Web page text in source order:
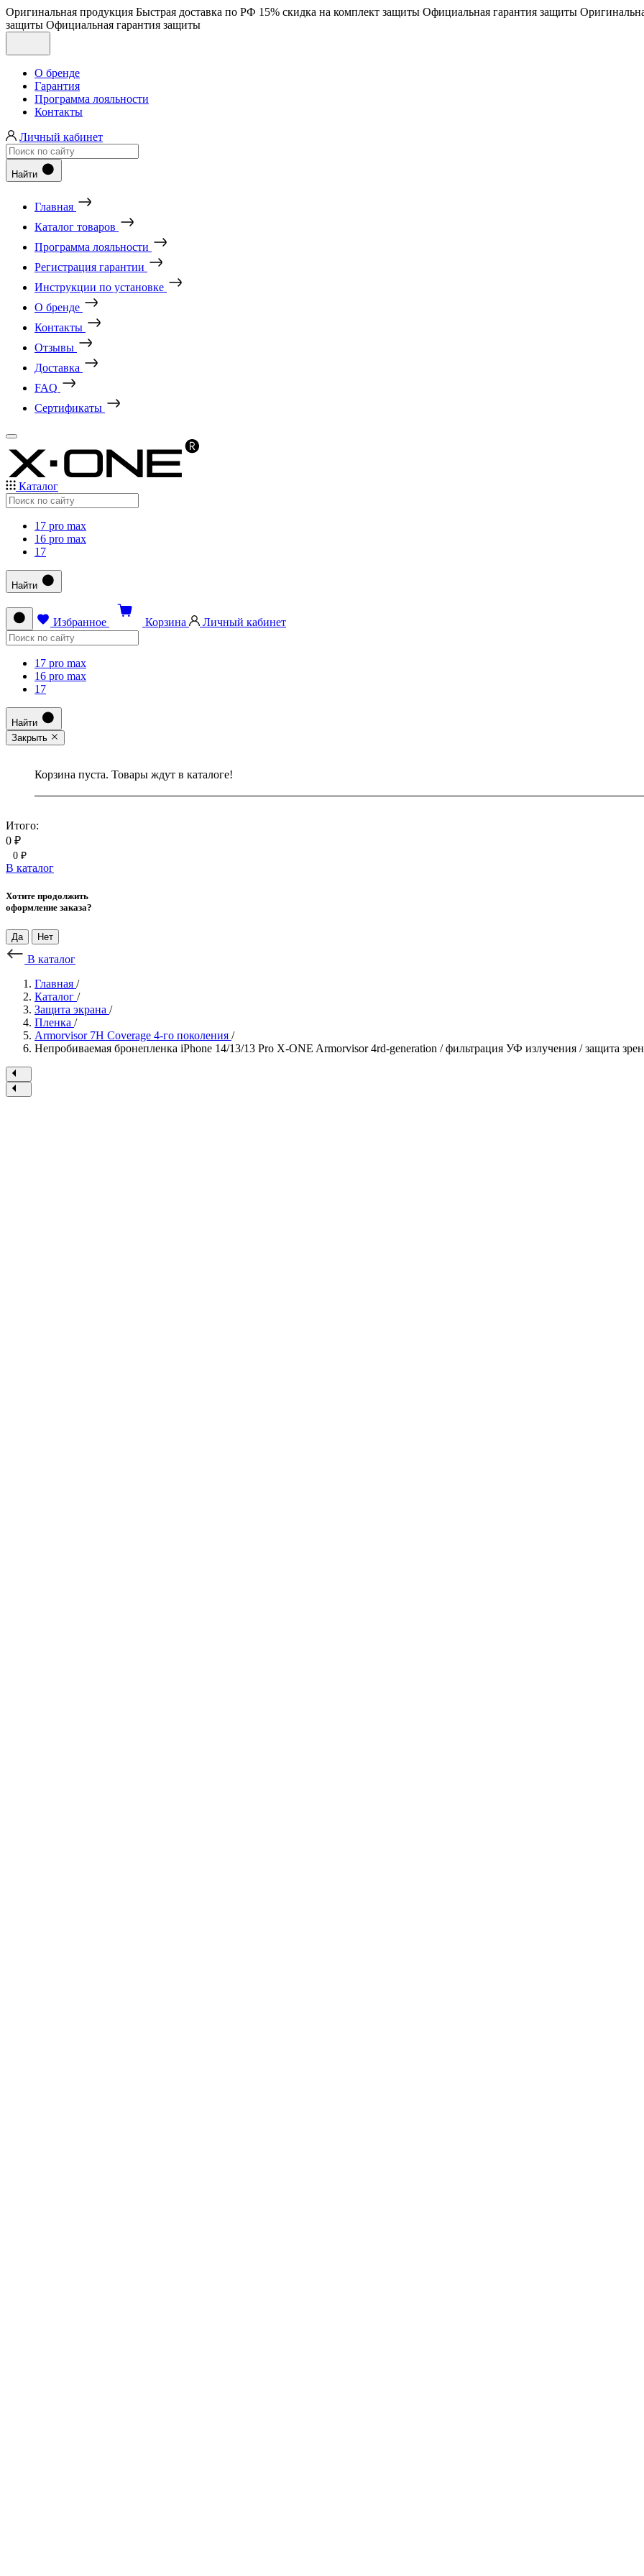
Оригинальная продукция Быстрая доставка по РФ 15% скидка на комплект защиты Официальная гарантия защиты
защиты Официальная гарантия защиты
О бренде
Гарантия
Программа лояльности
Контакты
Личный кабинет
Найти
Главная
Каталог товаров
Программа лояльности
Регистрация гарантии
Инструкции по установке
О бренде
Контакты
Отзывы
Доставка
FAQ
Сертификаты
Каталог
17 pro max
16 pro max
17
Найти
Избранное Корзина Личный кабинет
17 pro max
16 pro max
17
Найти
Закрыть
Корзина пуста. Товары ждут в каталоге!
Итого:
0 ₽
0 ₽
В каталог
Хотите продолжить
оформление заказа?
Да Нет
В каталог
Главная /
Каталог /
Защита экрана /
Пленка /
Armorvisor 7H Coverage 4-го поколения /
Непробиваемая бронепленка iPhone 14/13/13 Pro X-ONE Armorvisor 4rd-generation / фильтрация УФ излучения / защита